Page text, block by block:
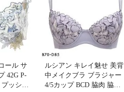
ール サ
42G P-
ッシュ
ルシアン キレイ魅せ 美背
中メイクブラ ブラジャー
4/5カップ BCD 脇肉 脇高